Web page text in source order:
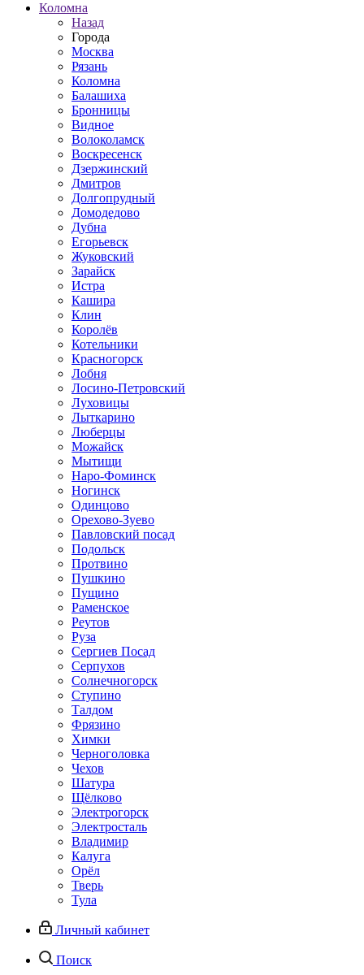
Коломна
Назад
Города
Москва
Рязань
Коломна
Балашиха
Бронницы
Видное
Волоколамск
Воскресенск
Дзержинский
Дмитров
Долгопрудный
Домодедово
Дубна
Егорьевск
Жуковский
Зарайск
Истра
Кашира
Клин
Королёв
Котельники
Красногорск
Лобня
Лосино-Петровский
Луховицы
Лыткарино
Люберцы
Можайск
Мытищи
Наро-Фоминск
Ногинск
Одинцово
Орехово-Зуево
Павловский посад
Подольск
Протвино
Пушкино
Пущино
Раменское
Реутов
Руза
Сергиев Посад
Серпухов
Солнечногорск
Ступино
Талдом
Фрязино
Химки
Черноголовка
Чехов
Шатура
Щёлково
Электрогорск
Электросталь
Владимир
Калуга
Орёл
Тверь
Тула
Личный кабинет
Поиск